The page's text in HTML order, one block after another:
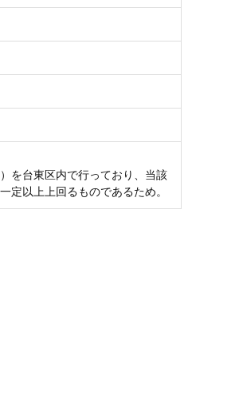
を台東区内で行っており、当該
定以上上回るものであるため。